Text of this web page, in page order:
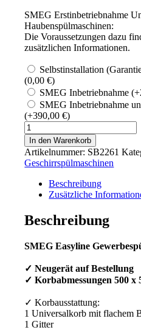
SMEG Erstinbetriebnahme
Haubenspülmaschinen:
Die Voraussetzungen dazu
zusätzlichen Informationen.
Selbstinstallation
(0,00€)
SMEG Inbetriebnahme(+
SMEG Inbetriebnahme
(+390,00€)
SMEG
Easyline
Gewerbespülmaschine
Hochversion
Menge
In den Warenkorb
Artikelnummer: SB2261
Geschirrspülmaschinen
Beschreibung
Zusätzliche
Beschreibung
SMEG Easyline
✓ Neugerät auf Bestellung
✓ Korbabmessungen 500 x
✓ Korbausstattung:
1 Universalkorb mit flachem
1 Gitter